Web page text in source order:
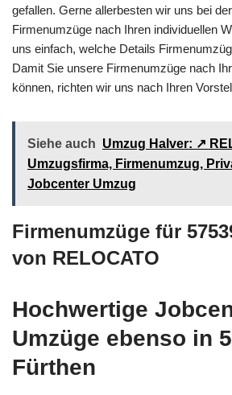
gefallen. Gerne allerbesten wir uns bei
Firmenumzüge nach Ihren individuellen
uns einfach, welche Details
Damit Sie unsere Firmenumzüge nach
können, richten wir uns nach Ihren
Siehe auch Umzug Halver: ↗️
Umzugsfirma, Firmenumzug,
Jobcenter Umzug
Firmenumzüge für
von RELOCATO
Hochwertige
Umzüge ebenso in
Fürthen